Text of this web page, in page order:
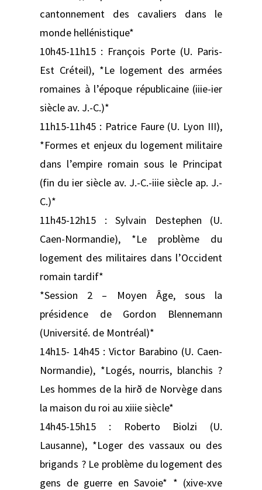
cantonnement des cavaliers dans le
monde hellénistique*
10h45-11h15 : François Porte (U. Paris-
Est Créteil), *Le logement des armées
romaines à l’époque républicaine (iiie-ier
siècle av. J.-C.)*
11h15-11h45 : Patrice Faure (U. Lyon III),
*Formes et enjeux du logement militaire
dans l’empire romain sous le Principat
(fin du ier siècle av. J.-C.-iiie siècle ap. J.-
C.)*
11h45-12h15 : Sylvain Destephen (U.
Caen-Normandie), *Le problème du
logement des militaires dans l’Occident
romain tardif*
*Session 2 – Moyen Âge, sous la
présidence de Gordon Blennemann
(Université. de Montréal)*
14h15- 14h45 : Victor Barabino (U. Caen-
Normandie), *Logés, nourris, blanchis ?
Les hommes de la hirð de Norvège dans
la maison du roi au xiiie siècle*
14h45-15h15 : Roberto Biolzi (U.
Lausanne), *Loger des vassaux ou des
brigands ? Le problème du logement des
gens de guerre en Savoie* * (xive-xve